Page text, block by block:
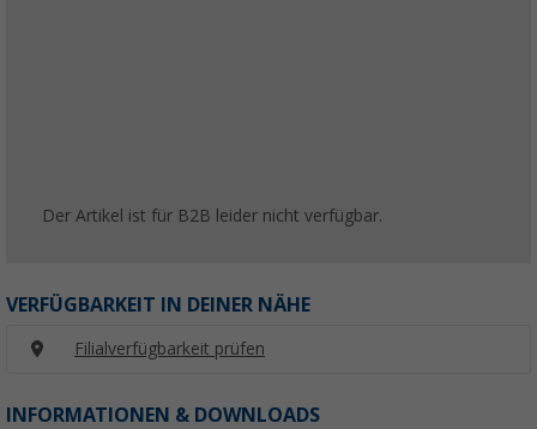
Der Artikel ist für B2B leider nicht verfügbar.
VERFÜGBARKEIT IN DEINER NÄHE
Filialverfügbarkeit prüfen
INFORMATIONEN & DOWNLOADS